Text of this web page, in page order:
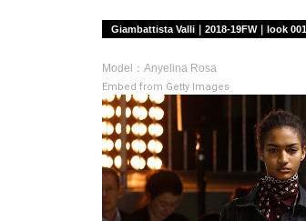
Giambattista Valli｜2018-19FW｜look 001
Model：Anyelina Rosa
Embed from Getty Images